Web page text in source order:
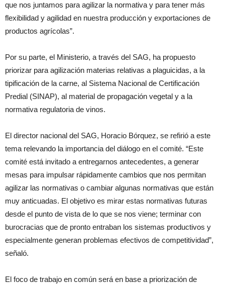
que nos juntamos para agilizar la normativa y para tener más
flexibilidad y agilidad en nuestra producción y exportaciones de
productos agrícolas”.
Por su parte, el Ministerio, a través del SAG, ha propuesto
priorizar para agilización materias relativas a plaguicidas, a la
tipificación de la carne, al Sistema Nacional de Certificación
Predial (SINAP), al material de propagación vegetal y a la
normativa regulatoria de vinos.
El director nacional del SAG, Horacio Bórquez, se refirió a este
tema relevando la importancia del diálogo en el comité. “Este
comité está invitado a entregarnos antecedentes, a generar
mesas para impulsar rápidamente cambios que nos permitan
agilizar las normativas o cambiar algunas normativas que están
muy anticuadas. El objetivo es mirar estas normativas futuras
desde el punto de vista de lo que se nos viene; terminar con
burocracias que de pronto entraban los sistemas productivos y
especialmente generan problemas efectivos de competitividad”,
señaló.
El foco de trabajo en común será en base a priorización de